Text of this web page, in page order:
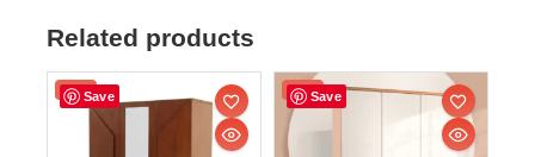
Related products
Save
Sale! Save
Sale!